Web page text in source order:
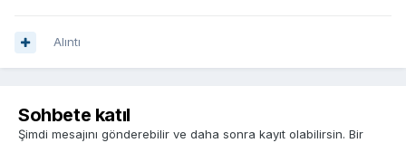
Alıntı
Sohbete katıl
Şimdi mesajını gönderebilir ve daha sonra kayıt olabilirsin. Bir